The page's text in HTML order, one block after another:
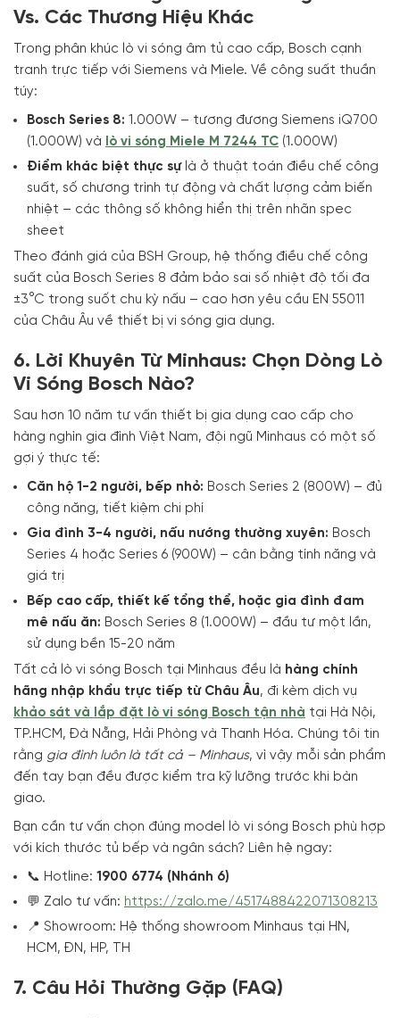
Vs. Các Thương Hiệu Khác
Trong phân khúc lò vi sóng âm tủ cao cấp, Bosch cạnh
tranh trực tiếp với Siemens và Miele. Về công suất thuần
túy:
Bosch Series 8: 1.000W – tương đương Siemens iQ700
(1.000W) và
lò vi sóng Miele M 7244 TC (1.000W)
Điểm khác biệt thực sựlà ở thuật toán điều chế công
suất, số chương trình tự động và chất lượng cảm biến
nhiệt – các thông số không hiển thị trên nhãn spec
sheet
Theo đánh giá của BSH Group, hệ thống điều chế công
suất của Bosch Series 8 đảm bảo sai số nhiệt độ tối đa
±3°C trong suốt chu kỳ nấu – cao hơn yêu cầu EN 55011
của Châu Âu về thiết bị vi sóng gia dụng.
6. Lời Khuyên Từ Minhaus: Chọn Dòng Lò
Vi Sóng Bosch Nào?
Sau hơn 10 năm tư vấn thiết bị gia dụng cao cấp cho
hàng nghìn gia đình Việt Nam, đội ngũ Minhaus có một số
gợi ý thực tế:
Căn hộ 1-2 người, bếp nhỏ: Bosch Series 2 (800W) – đủ
công năng, tiết kiệm chi phí
Gia đình 3-4 người, nấu nướng thường xuyên: Bosch
Series 4 hoặc Series 6 (900W) – cân bằng tính năng và
giá trị
Bếp cao cấp, thiết kế tổng thể, hoặc gia đình đam
mê nấu ăn: Bosch Series 8 (1.000W) – đầu tư một lần,
sử dụng bền 15-20 năm
Tất cả lò vi sóng Bosch tại Minhaus đều là hàng chính
hãng nhập khẩu trực tiếp từ Châu Âu, đi kèm dịch vụ
khảo sát và lắp đặt lò vi sóng Bosch tận nhà tại Hà Nội,
TP.HCM, Đà Nẵng, Hải Phòng và Thanh Hóa. Chúng tôi tin
rằng gia đình luôn là tất cả – Minhaus, vì vậy mỗi sản phẩm
đến tay bạn đều được kiểm tra kỹ lưỡng trước khi bàn
giao.
Bạn cần tư vấn chọn đúng model lò vi sóng Bosch phù hợp
với kích thước tủ bếp và ngân sách? Liên hệ ngay:
📞 Hotline: 1900 6774 (Nhánh 6)
💬 Zalo tư vấn: https://zalo.me/4517488422071308213
📍 Showroom: Hệ thống showroom Minhaus tại HN,
HCM, ĐN, HP, TH
7. Câu Hỏi Thường Gặp (FAQ)